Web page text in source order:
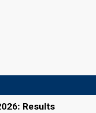
Results